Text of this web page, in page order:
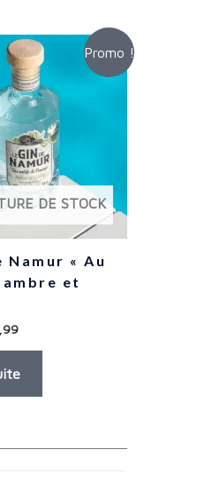
Promo !
DE STOCK
Namur « Au
et